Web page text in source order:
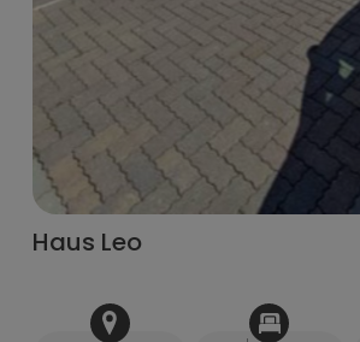
Haus Leo